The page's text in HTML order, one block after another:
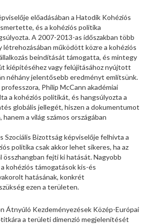
előadásában a Hatodik Kohéziós
és a kohéziós politika
A 2007-2013-as időszakban több
létrehozásában működött közre a kohéziós
beindítását támogatta, és mintegy
kiépítéséhez vagy felújításához nyújtott
néhány jelentősebb eredményt említsünk.
Philip McCann akadémiai
a kohéziós politikát, és hangsúlyozta a
globális jellegét, hiszen a dokumentumot
a világ számos országában
Szociális Bizottság képviselője felhívta a
politika csak akkor lehet sikeres, ha az
összhangban fejti ki hatását. Nagyobb
kohéziós támogatások kis-és
hatásának, konkrét
ezen a területen.
Átnyúló Kezdeményezések Közép-Európai
a területi dimenzió megjelenítését